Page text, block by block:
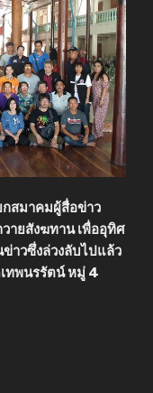
สมาคมผู้สื่อข่าว
ายสังฆทาน เพื่ออุทิศ
าวซึ่งล่วงลับไปแล้ว
ทพนรรัตน์ หมู่ 4